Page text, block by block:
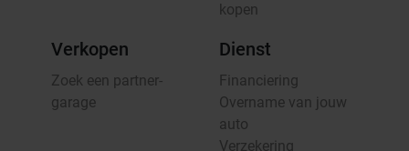
kopen
Verkopen
Zoek een partner-
garage
Dienst
Financiering
Overname van jouw
auto
Verzekering